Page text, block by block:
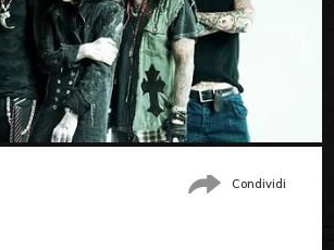
Condividi